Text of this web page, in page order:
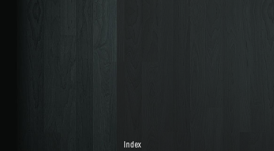
Index